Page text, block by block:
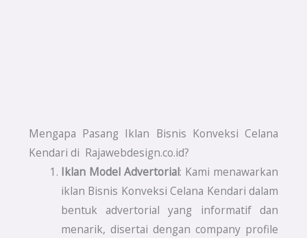
Mengapa Pasang Iklan Bisnis Konveksi Celana
Kendari di Rajawebdesign.co.id?
Iklan Model Advertorial: Kami menawarkan
iklan Bisnis Konveksi Celana Kendari dalam
bentuk advertorial yang informatif dan
menarik, disertai dengan company profile